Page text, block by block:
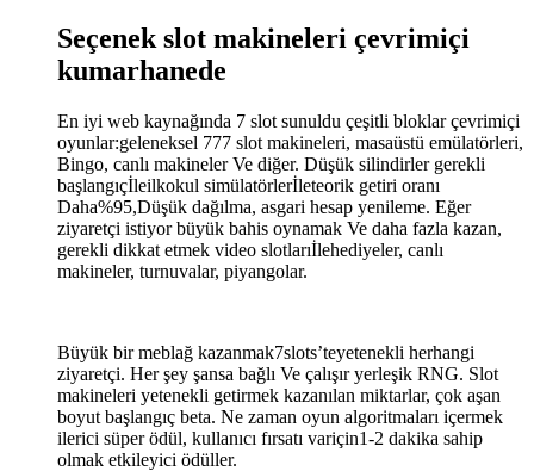
Seçenek slot makineleri çevrimiçi
kumarhanede
En iyi web kaynağında 7 slot sunuldu çeşitli bloklar çevrimiçi
oyunlar:geleneksel 777 slot makineleri, masaüstü emülatörleri,
Bingo, canlı makineler Ve diğer. Düşük silindirler gerekli
başlangıçİleilkokul simülatörlerİleteorik getiri oranı
Daha%95,Düşük dağılma, asgari hesap yenileme. Eğer
ziyaretçi istiyor büyük bahis oynamak Ve daha fazla kazan,
gerekli dikkat etmek video slotlarıİlehediyeler, canlı
makineler, turnuvalar, piyangolar.
Büyük bir meblağ kazanmak7slots’teyetenekli herhangi
ziyaretçi. Her şey şansa bağlı Ve çalışır yerleşik RNG. Slot
makineleri yetenekli getirmek kazanılan miktarlar, çok aşan
boyut başlangıç ​​beta. Ne zaman oyun algoritmaları içermek
ilerici süper ödül, kullanıcı fırsatı variçin1-2 dakika sahip
olmak etkileyici ödüller.